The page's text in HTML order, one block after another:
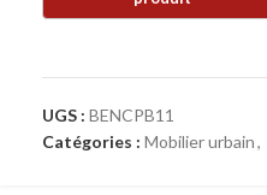
UGS : BENCPB11
Catégories : Mobilier urbain,